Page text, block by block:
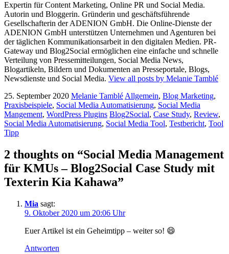
Expertin für Content Marketing, Online PR und Social Media.
Autorin und Bloggerin. Gründerin und geschäftsführende
Gesellschafterin der ADENION GmbH. Die Online-Dienste der
ADENION GmbH unterstützen Unternehmen und Agenturen bei
der täglichen Kommunikationsarbeit in den digitalen Medien. PR-
Gateway und Blog2Social ermöglichen eine einfache und schnelle
Verteilung von Pressemitteilungen, Social Media News,
Blogartikeln, Bildern und Dokumenten an Presseportale, Blogs,
Newsdienste und Social Media. View all posts by Melanie Tamblé
25. September 2020 Melanie TambléAllgemein, Blog Marketing,
Praxisbeispiele, Social Media Automatisierung, Social Media
Mangement, WordPress Plugins Blog2Social, Case Study, Review,
Social Media Automatisierung, Social Media Tool, Testbericht, Tool
Tipp
2 thoughts on “Social Media Management
für KMUs – Blog2Social Case Study mit
Texterin Kia Kahawa”
Mia sagt:
9. Oktober 2020 um 20:06 Uhr
Euer Artikel ist ein Geheimtipp – weiter so! 😄
Antworten